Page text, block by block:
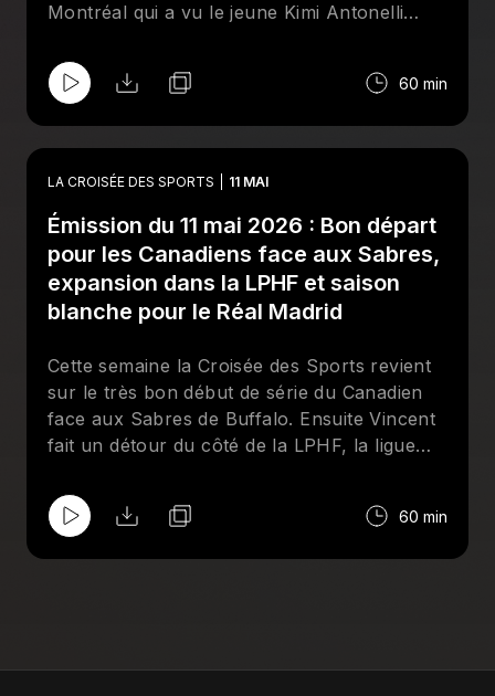
Montréal qui a vu le jeune Kimi Antonelli
Verstappen. Ensuite Vincent, Gabriel et Eric
font un état des lieux sur la série qui oppose
la Caroline, en espérant que le CH fasse
aussi bien que la Victoire de Montréal, qui a
Pour finir, toute l'équipe de la Croisée des
Sports posera ses valises en Angleterre, où
Arsenal fête son titre de Premier League
après 22 ans d'attentes.
60 min
LA CROISÉE DES SPORTS 11 MAI
Émission du 11 mai 2026 : Bon départ
pour les Canadiens face aux Sabres,
expansion dans la LPHF et saison
blanche pour le Réal Madrid
Cette semaine la Croisée des Sports revient
sur le très bon début de série du Canadien
face aux Sabres de Buffalo. Ensuite Vincent
fait un détour du côté de la LPHF, la ligue
équipes rejoindre les rangs. Pour finir, Eric
revient sur la très mauvaise saison du Réal
60 min